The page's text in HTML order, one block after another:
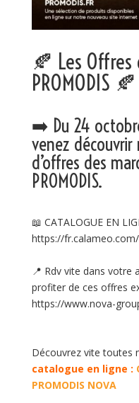
🍂 Les Offres
PROMODIS 🍂
➡️ Du 24
venez
d’offres des
PROMODIS.
📖 CATALOGUE EN
https://
📍 Rdv vite dans votre
profiter de ces offres
https://www.nova-
Découvrez vite toutes
catalogue en ligne :
PROMODIS NOVA